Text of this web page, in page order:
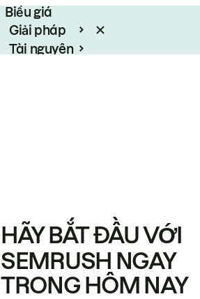
Biểu giá
Giải pháp
Tài nguyên
HÃY BẮT ĐẦU VỚI
SEMRUSH NGAY
TRONG HÔM NAY